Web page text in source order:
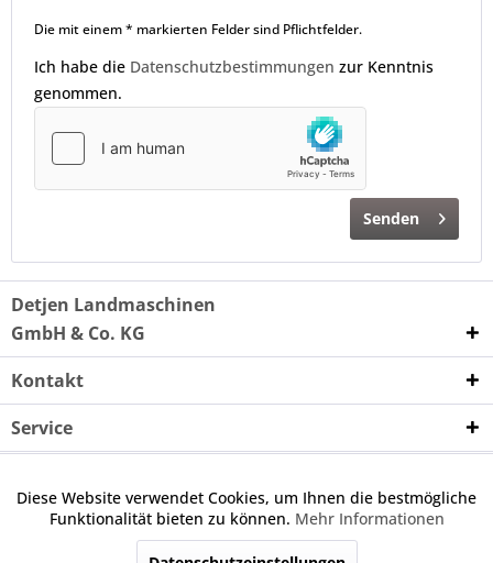
Die mit einem * markierten Felder sind Pflichtfelder.
Ich habe die Datenschutzbestimmungen zur Kenntnis
genommen.
Senden
Detjen Landmaschinen
GmbH & Co. KG
Kontakt
Service
Funktionale Aktiv
Diese Website verwendet Cookies, um Ihnen die bestmögliche
Funktionalität bieten zu können. Mehr Informationen